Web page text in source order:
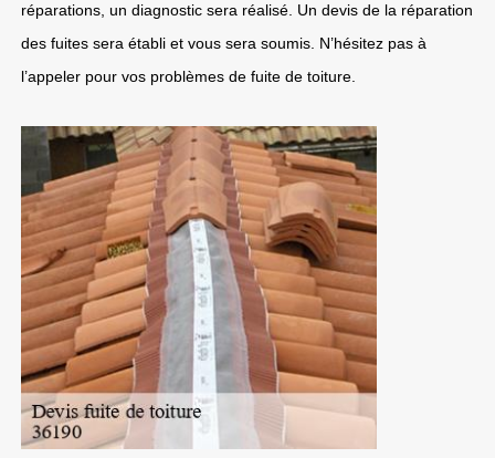
réparations, un diagnostic sera réalisé. Un devis de la réparation
des fuites sera établi et vous sera soumis. N’hésitez pas à
l’appeler pour vos problèmes de fuite de toiture.